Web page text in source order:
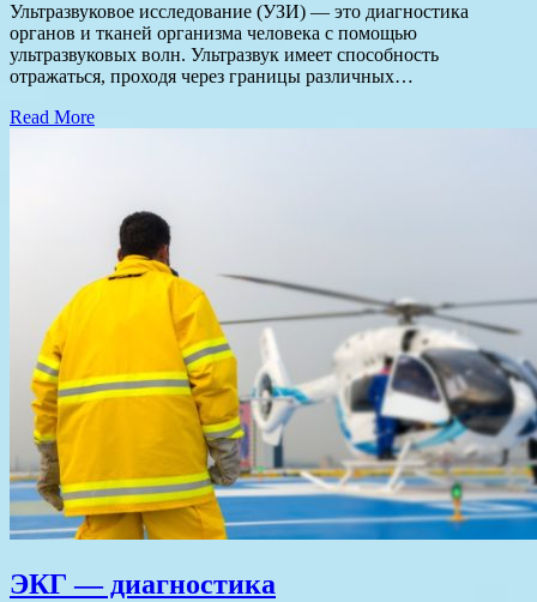
Ультразвуковое исследование (УЗИ) — это диагностика
органов и тканей организма человека с помощью
ультразвуковых волн. Ультразвук имеет способность
отражаться, проходя через границы различных…
Read More
ЭКГ — диагностика